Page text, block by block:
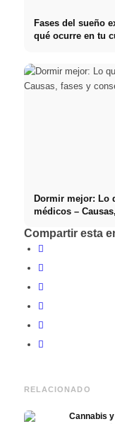
Fases del sueño
qué ocurre en tu
Dormir mejor: Lo
médicos –
Compartir esta
RELACIONADO
Cannabis